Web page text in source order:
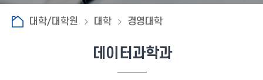
대학/대학원 대학 경영대학
데이터과학과